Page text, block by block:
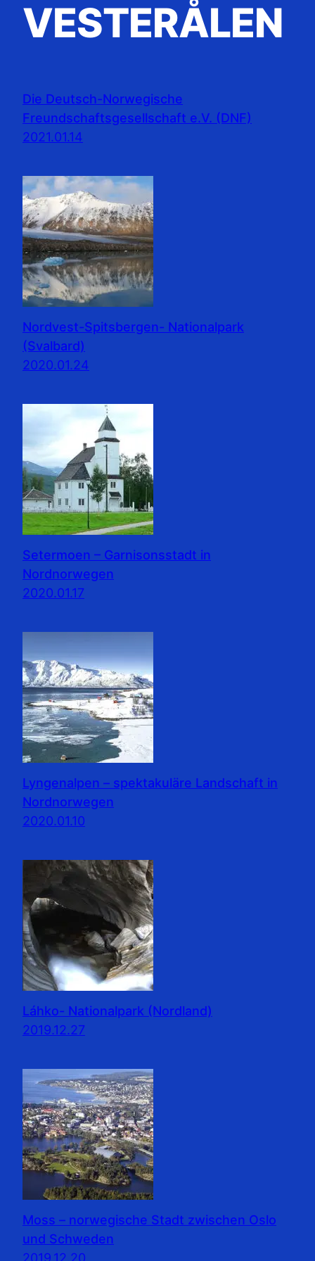
VESTERÅLEN
Die Deutsch-Norwegische
Freundschaftsgesellschaft e.V. (DNF)
2021.01.14
Nordvest-Spitsbergen- Nationalpark
(Svalbard)
2020.01.24
Setermoen – Garnisonsstadt in
Nordnorwegen
2020.01.17
Lyngenalpen – spektakuläre Landschaft in
Nordnorwegen
2020.01.10
Láhko- Nationalpark (Nordland)
2019.12.27
Moss – norwegische Stadt zwischen Oslo
und Schweden